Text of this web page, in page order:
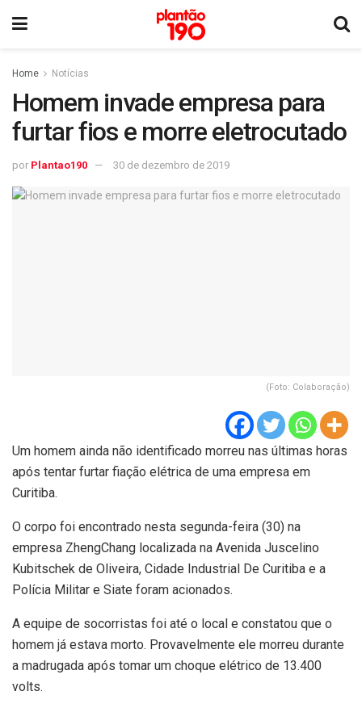
Home Notícias
Homem invade empresa para
furtar fios e morre eletrocutado
por Plantao190 30 de dezembro de 2019
(Foto: Colaboração)
Um homem ainda não identificado morreu nas últimas horas
após tentar furtar fiação elétrica de uma empresa em
Curitiba.
O corpo foi encontrado nesta segunda-feira (30) na
empresa ZhengChang localizada na Avenida Juscelino
Kubitschek de Oliveira, Cidade Industrial De Curitiba e a
Polícia Militar e Siate foram acionados.
A equipe de socorristas foi até o local e constatou que o
homem já estava morto. Provavelmente ele morreu durante
a madrugada após tomar um choque elétrico de 13.400
volts.